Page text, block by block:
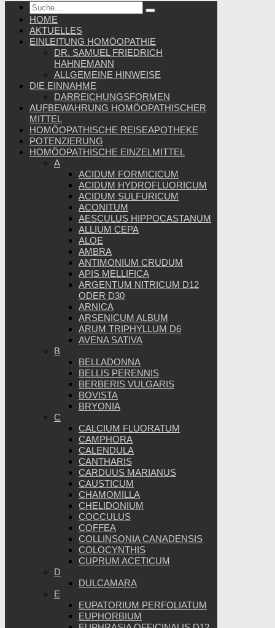
HOME
AKTUELLES
EINLEITUNG HOMÖOPATHIE
DR. SAMUEL FRIEDRICH
HAHNEMANN
ALLGEMEINE HINWEISE
DIE EINNAHME
DARREICHUNGSFORMEN
AUFBEWAHRUNG HOMÖOPATHISCHER
MITTEL
HOMÖOPATHISCHE REISEAPOTHEKE
POTENZIERUNG
HOMÖOPATHISCHE EINZELMITTEL
A
ACIDUM FORMICICUM
ACIDUM HYDROFLUORICUM
ACIDUM SULFURICUM
ACONITUM
AESCULUS HIPPOCASTANUM
ALLIUM CEPA
ALOE
AMBRA
ANTIMONIUM CRUDUM
APIS MELLIFICA
ARGENTUM NITRICUM D12
ODER D30
ARNICA
ARSENICUM ALBUM
ARUM TRIPHYLLUM D6
AVENA SATIVA
B
BELLADONNA
BELLIS PERENNIS
BERBERIS VULGARIS
BOVISTA
BRYONIA
C
CALCIUM FLUORATUM
CAMPHORA
CALENDULA
CANTHARIS
CARDUUS MARIANUS
CAUSTICUM
CHAMOMILLA
CHELIDONIUM
COCCULUS
COFFEA
COLLINSONIA CANADENSIS
COLOCYNTHIS
CUPRUM ACETICUM
D
DULCAMARA
E
EUPATORIUM PERFOLIATUM
EUPHORBIUM